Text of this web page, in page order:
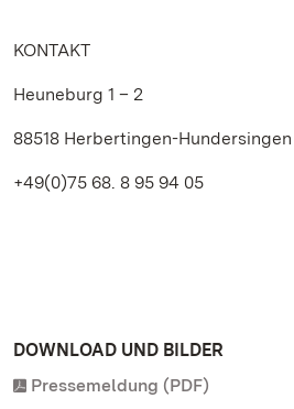
KONTAKT
Heuneburg 1 – 2
88518 Herbertingen-Hundersingen
+49(0)75 68. 8 95 94 05
DOWNLOAD UND BILDER
Pressemeldung (PDF)